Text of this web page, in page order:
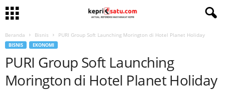
Beranda Bisnis PURI Group Soft Launching Morington di Hotel Planet Holiday
BISNIS EKONOMI
PURI Group Soft Launching
Morington di Hotel Planet Holiday